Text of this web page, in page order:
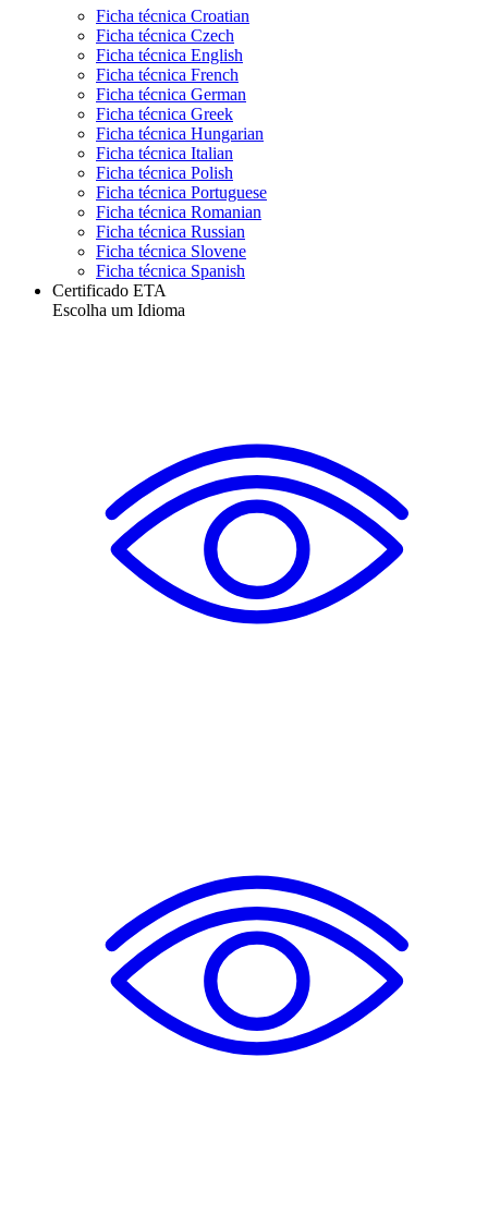
Ficha técnica Croatian
Ficha técnica Czech
Ficha técnica English
Ficha técnica French
Ficha técnica German
Ficha técnica Greek
Ficha técnica Hungarian
Ficha técnica Italian
Ficha técnica Polish
Ficha técnica Portuguese
Ficha técnica Romanian
Ficha técnica Russian
Ficha técnica Slovene
Ficha técnica Spanish
Certificado ETA
Escolha um Idioma